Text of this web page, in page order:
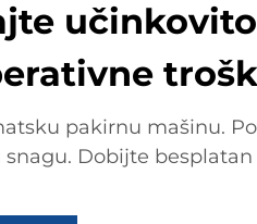
pakirnu mašinu.
Dobijte